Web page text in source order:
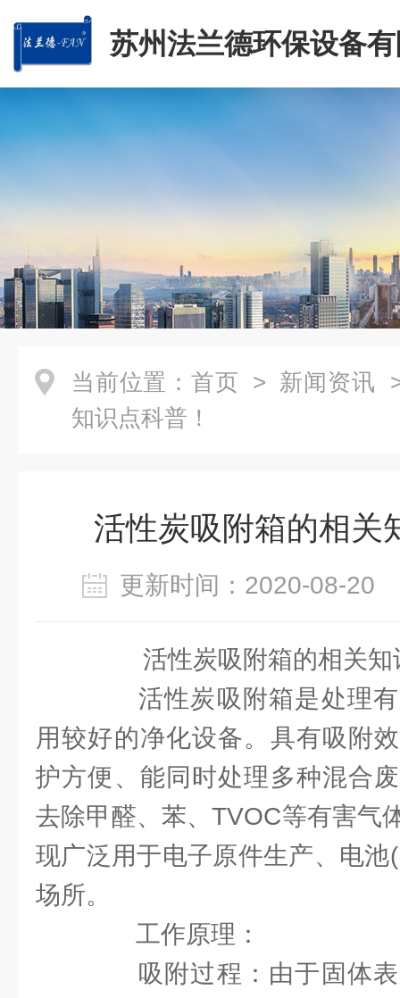
苏州法兰德环保设备
当前位置： 首页 > 新闻资讯
知识点科普！
活性炭吸附箱的相关
更新时间：2020-08-
活性炭吸附箱的相关知
活性炭吸附箱是处理有
用较好的净化设备。具有吸附
护方便、能同时处理多种混合
去除甲醛、苯、TVOC等有害气
现广泛用于电子原件生产、电
场所。
工作原理：
吸附过程：由于固体表